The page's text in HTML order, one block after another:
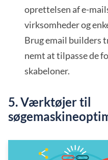
oprettelsen af e-
virksomheder og
Brug email
nemt at tilpasse de
skabeloner.
5. Værktøjer til